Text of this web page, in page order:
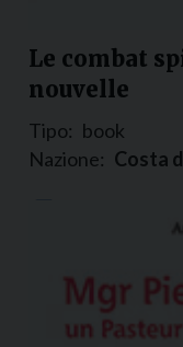
Le combat
nouvelle
Tipo: book
Nazione: Costa